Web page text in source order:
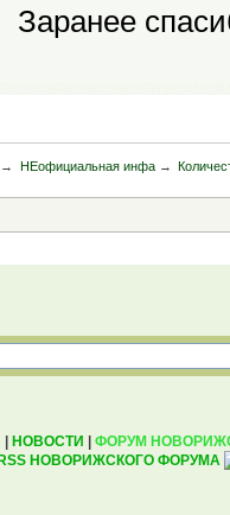
Заранее
→ НЕофициальная инфа→
НОВОСТИ ФОРУМ